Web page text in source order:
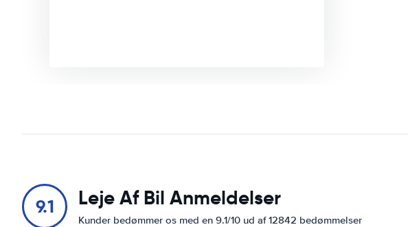
9.1 Leje Af Bil Anmeldelser
Kunder bedømmer os med en 9.1/10 ud af 12842 bedømmelser